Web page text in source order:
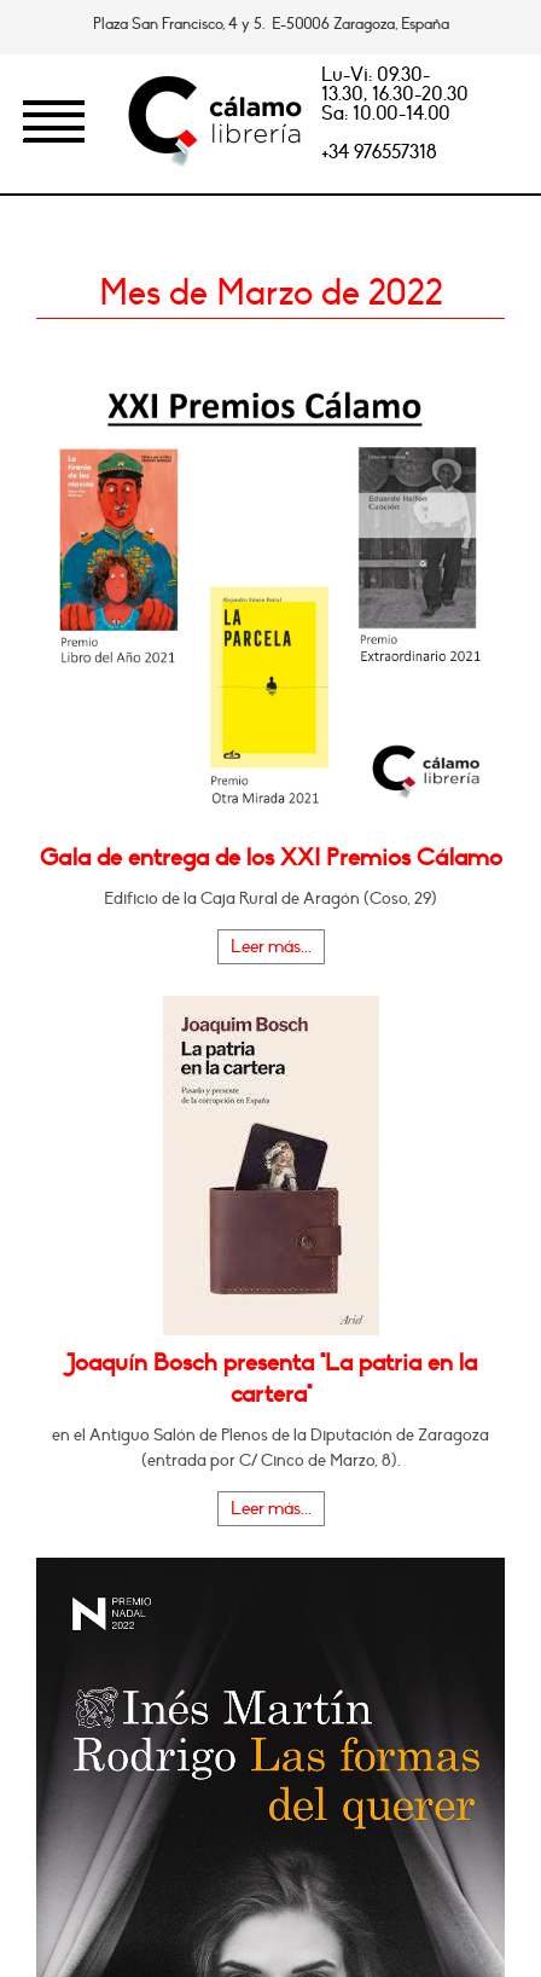
Plaza San Francisco, 4 y 5. E-50006 Zaragoza, España
Lu-Vi: 09.30-
13.30, 16.30-20.30
Sa: 10.00-14.00
+34 976557318
Mes de Marzo de 2022
Gala de entrega de los XXI Premios Cálamo
Edificio de la Caja Rural de Aragón (Coso, 29)
Leer más...
Joaquín Bosch presenta "La patria en la
cartera"
en el Antiguo Salón de Plenos de la Diputación de Zaragoza
(entrada por C/ Cinco de Marzo, 8).
Leer más...